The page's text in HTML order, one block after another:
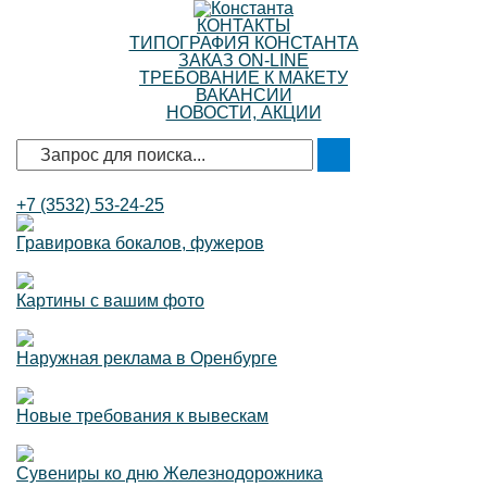
КОНТАКТЫ
ТИПОГРАФИЯ КОНСТАНТА
ЗАКАЗ ON-LINE
ТРЕБОВАНИЕ К МАКЕТУ
ВАКАНСИИ
НОВОСТИ, АКЦИИ
+7 (3532) 53-24-25
Гравировка бокалов, фужеров
Картины с вашим фото
Наружная реклама в Оренбурге
Новые требования к вывескам
Сувениры ко дню Железнодорожника